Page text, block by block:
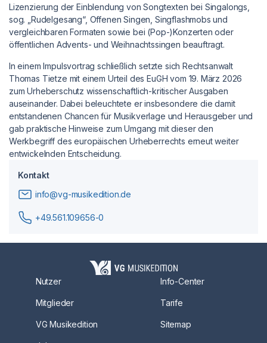
Lizenzierung der Einblendung von Songtexten bei Singalongs,
sog. „Rudelgesang“, Offenen Singen, Singflashmobs und
vergleichbaren Formaten sowie bei (Pop-)Konzerten oder
öffentlichen Advents- und Weihnachtssingen beauftragt.
In einem Impulsvortrag schließlich setzte sich Rechtsanwalt
Thomas Tietze mit einem Urteil des EuGH vom 19. März 2026
zum Urheberschutz wissenschaftlich-kritischer Ausgaben
auseinander. Dabei beleuchtete er insbesondere die damit
entstandenen Chancen für Musikverlage und Herausgeber und
gab praktische Hinweise zum Umgang mit dieser den
Werkbegriff des europäischen Urheberrechts erneut weiter
entwickelnden Entscheidung.
Kontakt
info@vg-musikedition.de
+49.561.109656-0
Nutzer
Mitglieder
VG Musikedition
Info-Center
Tarife
Sitemap